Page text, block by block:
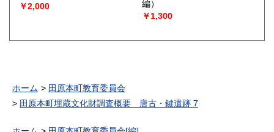
￥2,000
編）
￥1,300
ホーム
田原本町教育委員会
田原本町埋蔵文化財調査概要 唐古・鍵遺跡 7